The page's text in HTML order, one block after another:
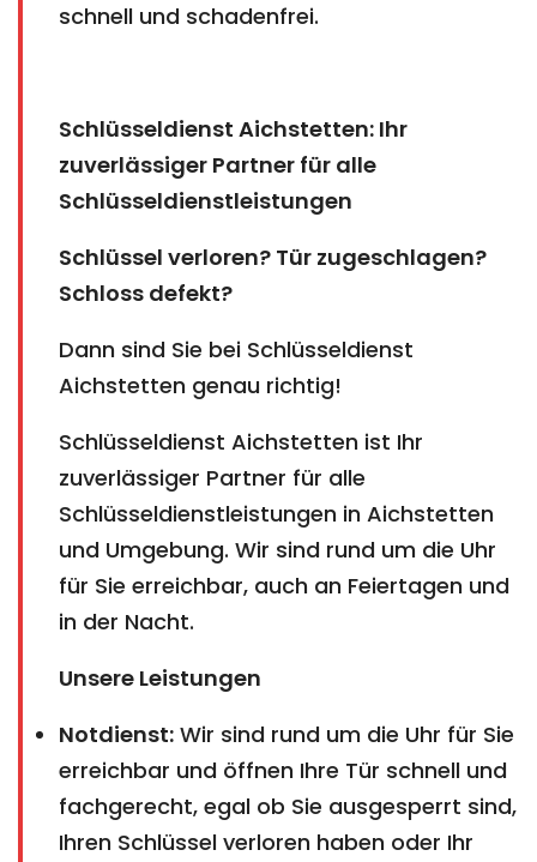
schnell und schadenfrei.
Schlüsseldienst Aichstetten: Ihr
zuverlässiger Partner für alle
Schlüsseldienstleistungen
Schlüssel verloren? Tür zugeschlagen?
Schloss defekt?
Dann sind Sie bei Schlüsseldienst
Aichstetten genau richtig!
Schlüsseldienst Aichstetten ist Ihr
zuverlässiger Partner für alle
Schlüsseldienstleistungen in Aichstetten
und Umgebung. Wir sind rund um die Uhr
für Sie erreichbar, auch an Feiertagen und
in der Nacht.
Unsere Leistungen
Notdienst: Wir sind rund um die Uhr für Sie
erreichbar und öffnen Ihre Tür schnell und
fachgerecht, egal ob Sie ausgesperrt sind,
Ihren Schlüssel verloren haben oder Ihr